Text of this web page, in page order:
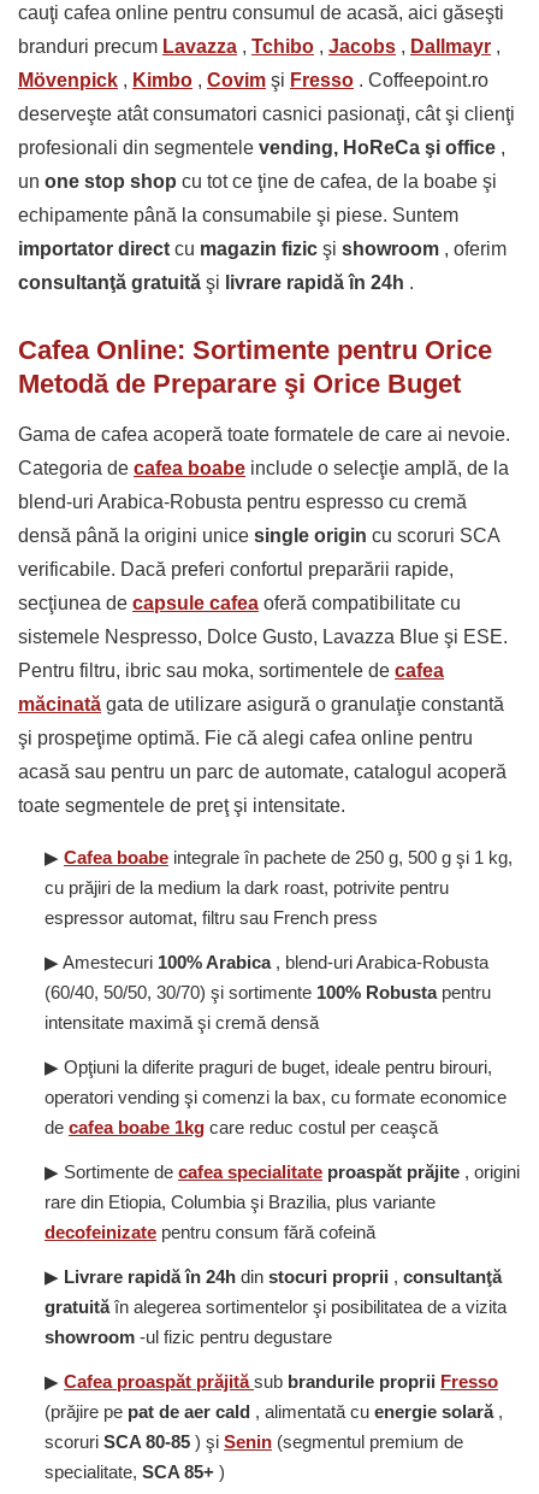
cauţi cafea online pentru consumul de acasă, aici găseşti
branduri precum Lavazza , Tchibo , Jacobs , Dallmayr ,
Mövenpick , Kimbo , Covim şi Fresso . Coffeepoint.ro
deserveşte atât consumatori casnici pasionaţi, cât şi clienţi
profesionali din segmentele vending, HoReCa şi office ,
un one stop shop cu tot ce ţine de cafea, de la boabe şi
echipamente până la consumabile şi piese. Suntem
importator direct cu magazin fizic şi showroom , oferim
consultanţă gratuită şi livrare rapidă în 24h .
Cafea Online: Sortimente pentru Orice
Metodă de Preparare şi Orice Buget
Gama de cafea acoperă toate formatele de care ai nevoie.
Categoria de cafea boabe include o selecţie amplă, de la
blend-uri Arabica-Robusta pentru espresso cu cremă
densă până la origini unice single origin cu scoruri SCA
verificabile. Dacă preferi confortul preparării rapide,
secţiunea de capsule cafea oferă compatibilitate cu
sistemele Nespresso, Dolce Gusto, Lavazza Blue şi ESE.
Pentru filtru, ibric sau moka, sortimentele de cafea
măcinată gata de utilizare asigură o granulaţie constantă
şi prospeţime optimă. Fie că alegi cafea online pentru
acasă sau pentru un parc de automate, catalogul acoperă
toate segmentele de preţ şi intensitate.
▶ Cafea boabe integrale în pachete de 250 g, 500 g şi 1 kg,
cu prăjiri de la medium la dark roast, potrivite pentru
espressor automat, filtru sau French press
▶ Amestecuri 100% Arabica, blend-uri Arabica-Robusta
(60/40, 50/50, 30/70) şi sortimente 100% Robustapentru
intensitate maximă şi cremă densă
▶ Opţiuni la diferite praguri de buget, ideale pentru birouri,
operatori vending şi comenzi la bax, cu formate economice
de cafea boabe 1kg care reduc costul per ceaşcă
▶ Sortimente de cafea specialitate proaspăt prăjite , origini
rare din Etiopia, Columbia şi Brazilia, plus variante
decofeinizate pentru consum fără cofeină
▶ Livrare rapidă în 24h din stocuri proprii , consultanţă
gratuităîn alegerea sortimentelor şi posibilitatea de a vizita
showroom -ul fizic pentru degustare
▶ Cafea proaspăt prăjită sub brandurile proprii Fresso
(prăjire pe pat de aer cald , alimentată cu energie solară,
scoruri SCA 80-85 ) şi Senin (segmentul premium de
specialitate, SCA 85+ )